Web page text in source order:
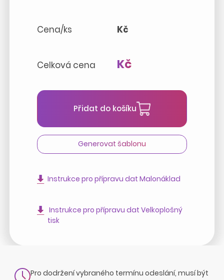
Cena/ks Kč
Celková cena Kč
Přidat do košíku
Generovat šablonu
Instrukce pro přípravu dat Malonáklad
Instrukce pro přípravu dat Velkoplošný
tisk
Pro dodržení vybraného termínu odeslání, musí být